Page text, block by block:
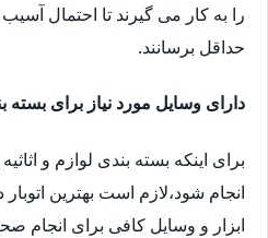
را به کار می گیرند تا احتمال
حداقل برسانند.
دارای وسایل مورد نیاز برای بسته
برای اینکه بسته بندی لوازم و
انجام شود،لازم است بهترین
ابزار و وسایل کافی برای انجام